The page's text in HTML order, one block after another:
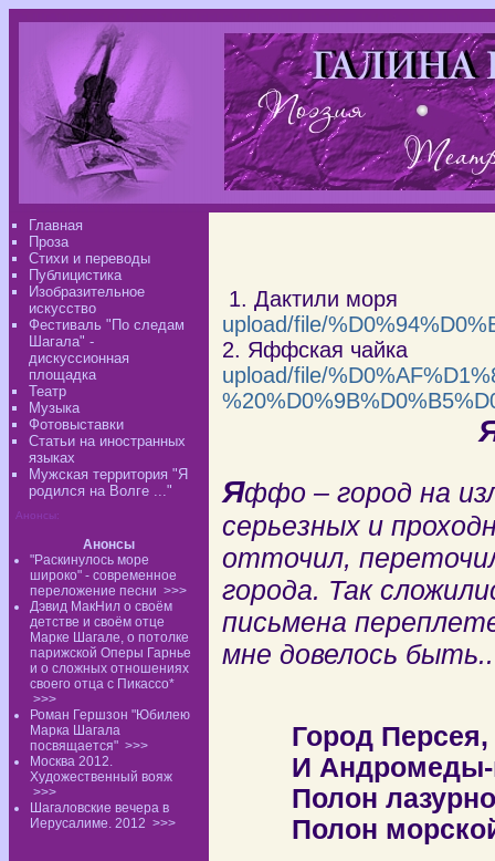
Главная
Проза
Стихи и переводы
Публицистика
Изобразительное
искусство
Фестиваль "По следам
Шагала" -
дискуссионная
площадка
Театр
Музыка
Фотовыставки
Статьи на иностранных
языках
Мужская территория "Я
родился на Волге ..."
Анонсы:
Анонсы
"Раскинулось море
широко" - современное
переложение песни >>>
Дэвид МакНил о своём
детстве и своём отце
Марке Шагале, о потолке
парижской Оперы Гарнье
и о сложных отношениях
своего отца с Пикассо*
>>>
Роман Гершзон "Юбилею
Марка Шагала
посвящается" >>>
Москва 2012.
Художественный вояж
>>>
Шагаловские вечера в
Иерусалиме. 2012 >>>
1. Дактили моря
upload/file/
2. Яффская чайка
upload/file/
Яффо – город на
серьезных и
отточил,
города. Так
письмена
мне довелось
Город Персея,
И Андромеды-
Полон
Полон